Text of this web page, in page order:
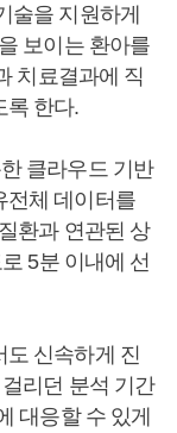
술을 지원하게
보이는 환아를
치료결과에 직
록 한다.
클라우드 기반
전체 데이터를
환과 연관된 상
5분 이내에 선
도 신속하게 진
리던 분석 기간
대응할 수 있게